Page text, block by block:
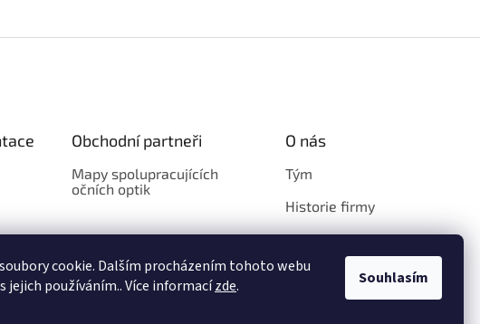
cookie. Dalším procházením tohoto webu
jejich používáním.. Více informacízde. Souhlasím
Obchodní partneři
Mapy spolupracujících
očních optik
O nás
Tým
Historie firmy
Loga